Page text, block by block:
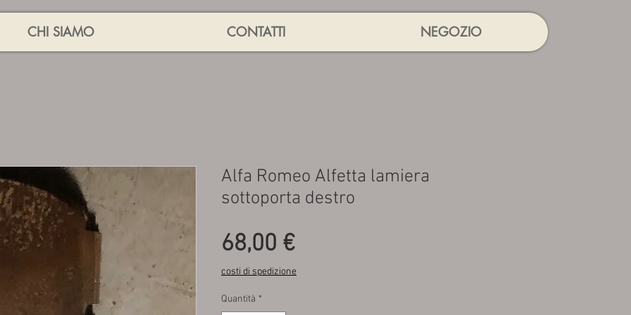
CHI SIAMO CONTATTI NEGOZIO
Alfa Romeo Alfetta lamiera
sottoporta destro
68,00 €Prezzo
costi di spedizione
Quantità *